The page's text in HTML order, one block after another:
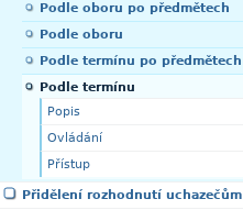
Podle oboru po předmětech
Podle oboru
Podle termínu po předmětech
Podle termínu
Popis
Ovládání
Přístup
Přidělení rozhodnutí uchazečům